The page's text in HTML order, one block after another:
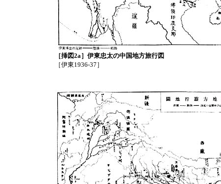
［挿図2a］伊東忠太の中国地方旅行図
［伊東1936-37］